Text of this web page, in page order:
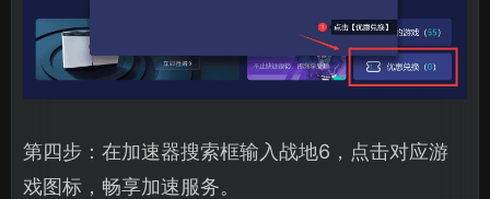
第四步：在加速器搜索框输入战地6，点击对应游
戏图标，畅享加速服务。